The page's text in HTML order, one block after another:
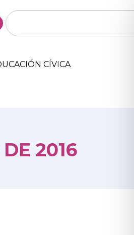
CÍVICA
2016